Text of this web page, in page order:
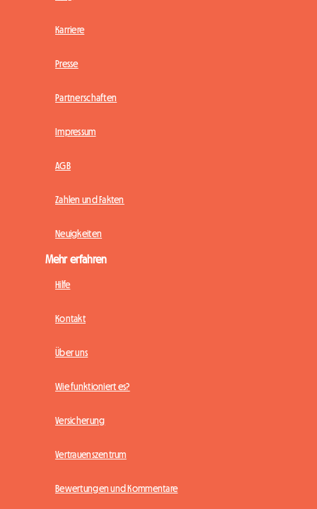
Karriere
Presse
Partnerschaften
Impressum
AGB
Zahlen und Fakten
Neuigkeiten
Mehr erfahren
Hilfe
Kontakt
Über uns
Wie funktioniert es?
Versicherung
Vertrauenszentrum
Bewertungen und Kommentare